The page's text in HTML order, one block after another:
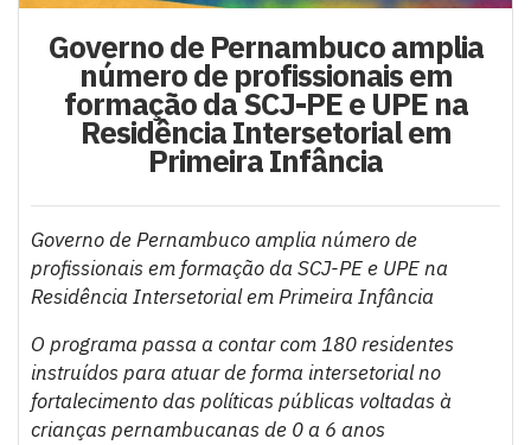
Governo de Pernambuco amplia
número de profissionais em
formação da SCJ-PE e UPE na
Residência Intersetorial em
Primeira Infância
Governo de Pernambuco amplia número de
profissionais em formação da SCJ-PE e UPE na
Residência Intersetorial em Primeira Infância
O programa passa a contar com 180 residentes
instruídos para atuar de forma intersetorial no
fortalecimento das políticas públicas voltadas à
crianças pernambucanas de 0 a 6 anos